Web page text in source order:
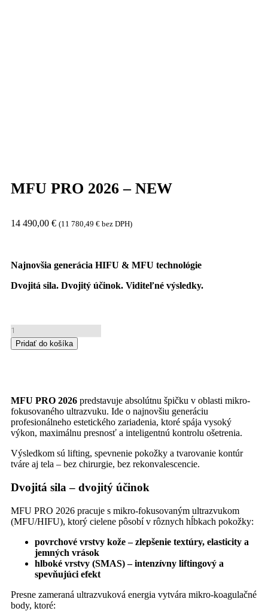
MFU PRO 2026 – NEW
14 490,00 € (11 780,49 € bez DPH)
Najnovšia generácia HIFU & MFU technológie
Dvojitá sila. Dvojitý účinok. Viditeľné výsledky.
Pridať do košíka
MFU PRO 2026 predstavuje absolútnu špičku v oblasti mikro-
fokusovaného ultrazvuku. Ide o najnovšiu generáciu
profesionálneho estetického zariadenia, ktoré spája vysoký
výkon, maximálnu presnosť a inteligentnú kontrolu ošetrenia.
Výsledkom sú lifting, spevnenie pokožky a tvarovanie kontúr
tváre aj tela – bez chirurgie, bez rekonvalescencie.
Dvojitá sila – dvojitý účinok
MFU PRO 2026 pracuje s mikro-fokusovaným ultrazvukom
(MFU/HIFU), ktorý cielene pôsobí v rôznych hĺbkach pokožky:
povrchové vrstvy kože – zlepšenie textúry, elasticity a
jemných vrások
hlboké vrstvy (SMAS) – intenzívny liftingový a
spevňujúci efekt
Presne zameraná ultrazvuková energia vytvára mikro-koagulačné
body, ktoré: